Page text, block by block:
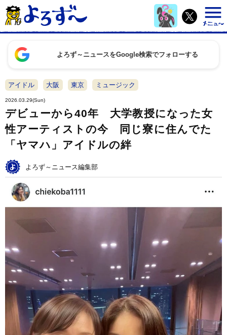
よろず～ニュースをGoogle検索でフォローする
アイドル 大阪 東京 ミュージック
2026.03.29(Sun)
デビューから40年 大学教授になった女
性アーティストの今 同じ寮に住んでた
「ヤマハ」アイドルの絆
よろず～ニュース編集部